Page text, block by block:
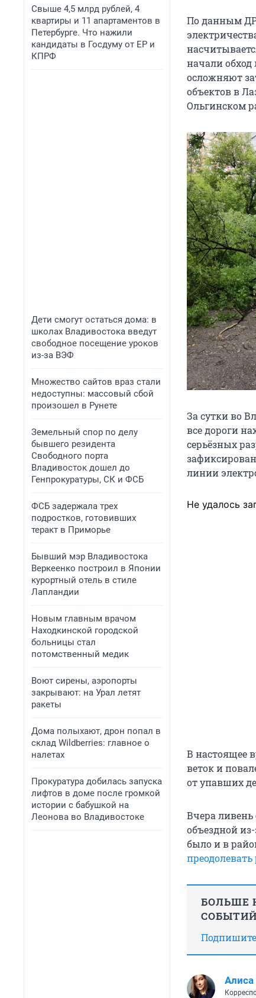
Свыше 4,5 млрд рублей, 4
квартиры и 11 апартаментов в
Петербурге. Что нажили
кандидаты в Госдуму от ЕР и
КПРФ
Дети смогут остаться дома: в
школах Владивостока введут
свободное посещение уроков
из-за ВЭФ
Множество сайтов враз стали
недоступны: массовый сбой
произошел в Рунете
Земельный спор по делу
бывшего резидента
Свободного порта
Владивосток дошел до
Генпрокуратуры, СК и ФСБ
ФСБ задержала трех
подростков, готовивших
теракт в Приморье
Бывший мэр Владивостока
Веркеенко построил в Японии
курортный отель в стиле
Лапландии
Новым главным врачом
Находкинской городской
больницы стал
потомственный медик
Воют сирены, аэропорты
закрывают: на Урал летят
ракеты
Дома полыхают, дрон попал в
склад Wildberries: главное о
налетах
Прокуратура добилась запуска
лифтов в доме после громкой
истории с бабушкой на
Леонова во Владивостоке
По данным
начали
осложняют
объектов в
Ольгинском
За сутки во
все дороги
серьёзных
линии
Не удалось
В настоящее
веток и
от упавших
Вчера ливень
объездной
было и в
преодолевать
БОЛЬШЕ
СОБЫТИЙ
Алиса